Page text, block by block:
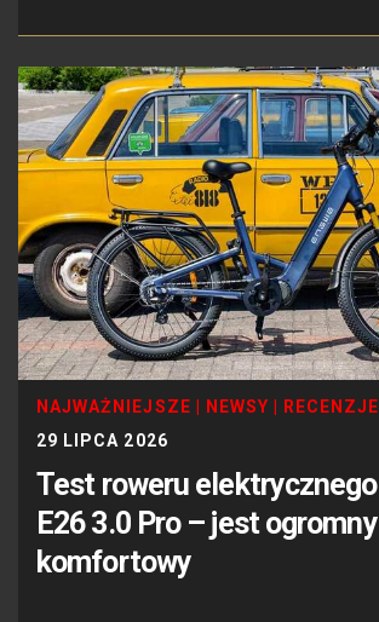
NAJWAŻNIEJSZE NEWSY
RECENZJE
29 LIPCA 2026
Test roweru
E26 3.0 Pro – jest
komfortowy